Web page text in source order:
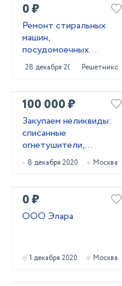
0 ₽
Ремонт стиральных
машин,
посудомоечных
машин,
холодильников в
28 декабря 2020 Решетниково
100 000 ₽
Закупаем неликвиды:
списанные
огнетушители,
баллоны, бочки
8 декабря 2020 Москва
0 ₽
ООО Элара
1 декабря 2020 Москва